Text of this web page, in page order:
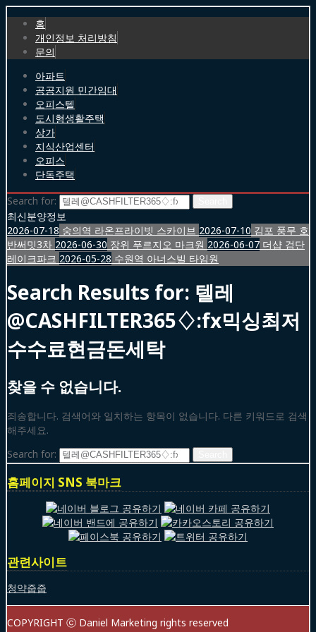
홈
개인정보 처리방침
문의
아파트
공공지원 민간임대
오피스텔
도시형생활주택
상가
지식산업센터
오피스
단독주택
Search for:
최신분양정보
2026-07-18 숭의역 라온프라이빗 스카이브 2026-07-10 김포 풍무 호
반써밋3차 2026-06-30 장위 푸르지오 마크원 2026-06-07 더샵 검단
레이크파크 2026-05-28 수원역 아너스빌 타임원
Search Results for: 텔레
@CASHFILTER365♢:fx믹싱최저
수수료현금돈세탁
찾을 수 없습니다.
죄송합니다. 검색어와 일치하는 항목이 없습니다. 다른 키워드로 검색
해주세요.
Search for:
홈페이지 SNS 북마크
관련사이트
청약줍줍
COPYRIGHT ⓒ Daniel Marketing rights reserved